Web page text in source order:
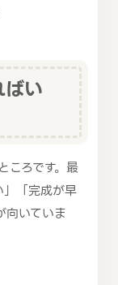
い
ころです。最
「完成が早
向いていま